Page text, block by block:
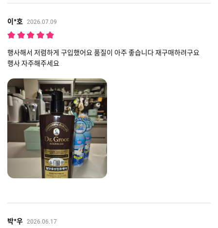
이*호 2026.07.09
행사해서 저렴하게 구입했어요 품질이 아주 좋습니다 재구매하려구요
행사 자주해주세요
박*우 2026.06.17